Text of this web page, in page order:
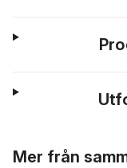
Mer från